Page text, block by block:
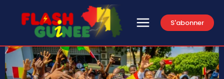
S'abonner